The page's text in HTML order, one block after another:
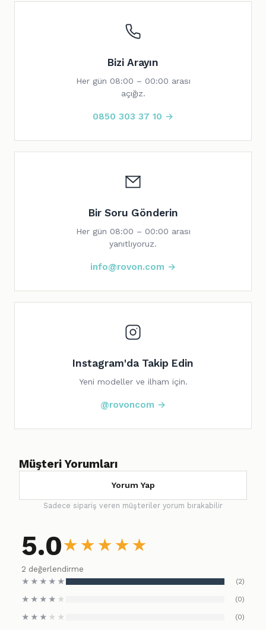
Bizi Arayın
Her gün 08:00 – 00:00 arası
açığız.
0850 303 37 10 →
Bir Soru Gönderin
Her gün 08:00 – 00:00 arası
yanıtlıyoruz.
info@rovon.com →
Instagram'da Takip Edin
Yeni modeller ve ilham için.
@rovoncom →
Müşteri Yorumları
Yorum Yap
Sadece sipariş veren müşteriler yorum bırakabilir
5.0★ ★ ★ ★ ★
2 değerlendirme
★ ★ ★ ★ ★ (2)
★ ★ ★ ★ ★ (0)
★ ★ ★ ★ ★ (0)